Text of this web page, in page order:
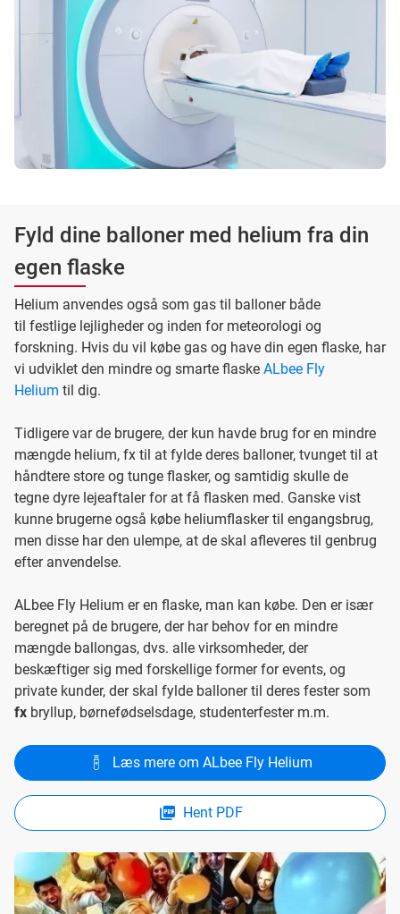
Fyld dine balloner med helium fra din
egen flaske
Helium anvendes også som gas til balloner både
til festlige lejligheder og inden for meteorologi og
forskning. Hvis du vil købe gas og have din egen flaske, har
vi udviklet den mindre og smarte flaske ALbee Fly
Helium til dig.
Tidligere var de brugere, der kun havde brug for en mindre
mængde helium, fx til at fylde deres balloner, tvunget til at
håndtere store og tunge flasker, og samtidig skulle de
tegne dyre lejeaftaler for at få flasken med. Ganske vist
kunne brugerne også købe heliumflasker til engangsbrug,
men disse har den ulempe, at de skal afleveres til genbrug
efter anvendelse.
ALbee Fly Helium er en flaske, man kan købe. Den er især
beregnet på de brugere, der har behov for en mindre
mængde ballongas, dvs. alle virksomheder, der
beskæftiger sig med forskellige former for events, og
private kunder, der skal fylde balloner til deres fester som
fx bryllup, børnefødselsdage, studenterfester m.m.
Læs mere om ALbee Fly Helium
Hent PDF